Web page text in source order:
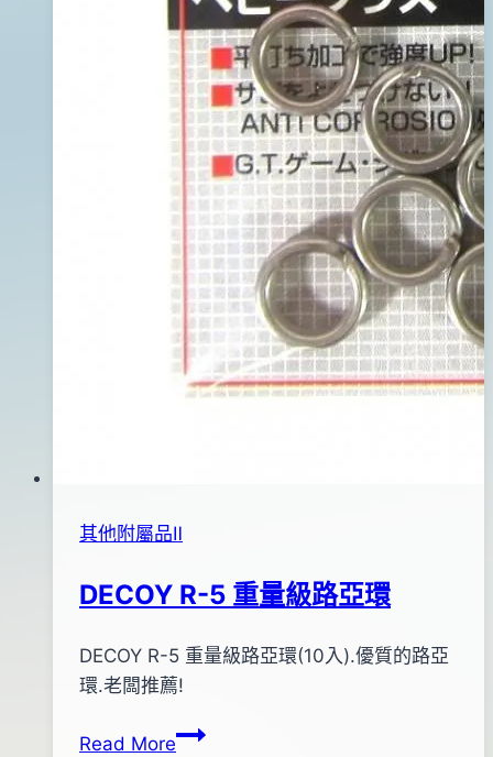
其他附屬品Ⅱ
DECOY R-5 重量級路亞環
Bybc
pro-
2015
年
月
DECOY R-5 重量級路亞環(10入).優質的路亞
環.老闆推薦!
Read MoreDECOY